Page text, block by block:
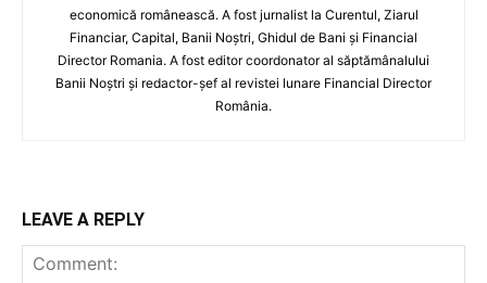
economică românească. A fost jurnalist la Curentul, Ziarul
Financiar, Capital, Banii Noștri, Ghidul de Bani și Financial
Director Romania. A fost editor coordonator al săptămânalului
Banii Noștri și redactor-șef al revistei lunare Financial Director
România.
LEAVE A REPLY